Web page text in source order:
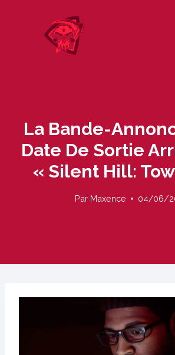
La Bande-
Date De Sortie
« Silent Hill:
Par Maxence 04/06/